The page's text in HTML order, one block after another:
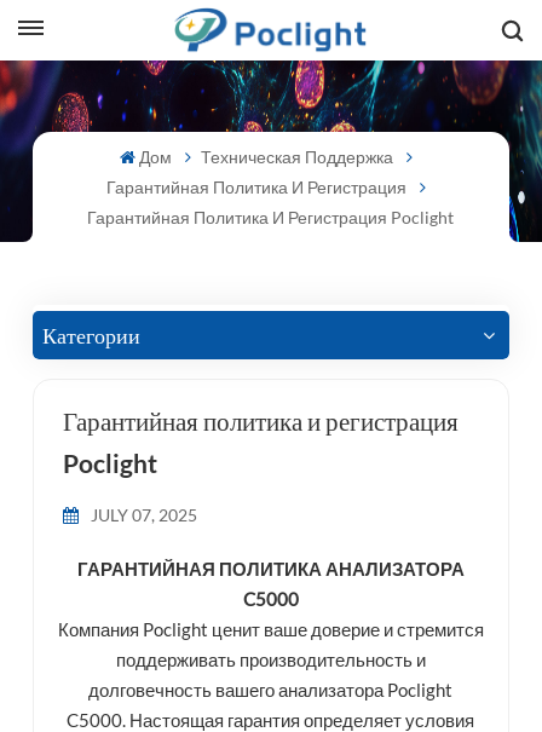
Дом
Техническая Поддержка
Гарантийная Политика И Регистрация
Гарантийная Политика И Регистрация Poclight
Категории
Гарантийная политика и регистрация
Poclight
JULY 07, 2025
ГАРАНТИЙНАЯ ПОЛИТИКА АНАЛИЗАТОРА
C5000
Компания Poclight ценит ваше доверие и стремится
поддерживать производительность и
долговечность вашего анализатора Poclight
C5000. Настоящая гарантия определяет условия